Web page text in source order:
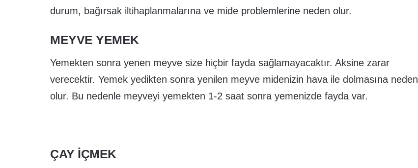
durum, bağırsak iltihaplanmalarına ve mide problemlerine neden olur.
MEYVE YEMEK
Yemekten sonra yenen meyve size hiçbir fayda sağlamayacaktır. Aksine zarar
verecektir. Yemek yedikten sonra yenilen meyve midenizin hava ile dolmasına neden
olur. Bu nedenle meyveyi yemekten 1-2 saat sonra yemenizde fayda var.
ÇAY IÇMEK